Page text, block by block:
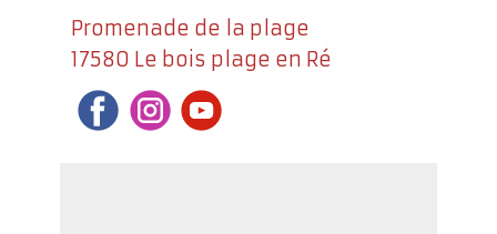
Promenade de la plage
17580 Le bois plage en Ré